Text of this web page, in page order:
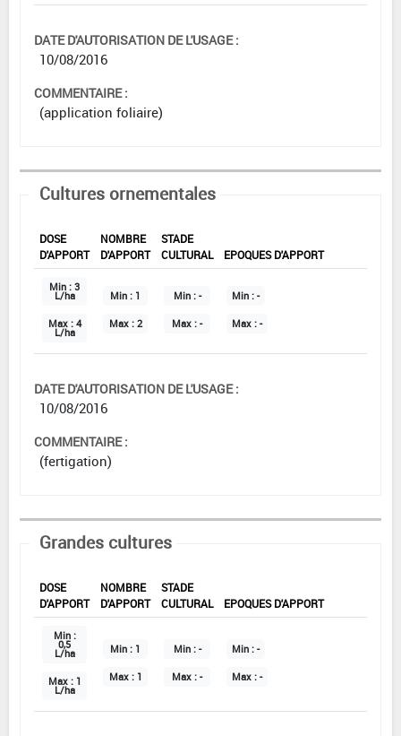
DATE D'AUTORISATION DE L'USAGE :
10/08/2016
COMMENTAIRE :
(application foliaire)
Cultures ornementales
DOSE
D'APPORT
NOMBRE
D'APPORT
STADE
CULTURAL
EPOQUES D'APPORT
Min : 3
L/ha
Max : 4
L/ha
Min : 1
Max : 2
Min : -
Max : -
Min : -
Max : -
DATE D'AUTORISATION DE L'USAGE :
10/08/2016
COMMENTAIRE :
(fertigation)
Grandes cultures
DOSE
D'APPORT
NOMBRE
D'APPORT
STADE
CULTURAL
EPOQUES D'APPORT
Min :
0,5
L/ha
Max : 1
L/ha
Min : 1
Max : 1
Min : -
Max : -
Min : -
Max : -